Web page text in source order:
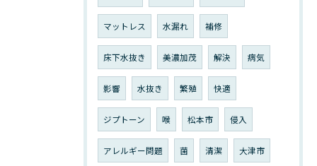
マットレス 水漏れ 補修
床下水抜き 美濃加茂 解決 病気
影響 水抜き 繁殖 快適
ジプトーン 喉 松本市 侵入
アレルギー問題 菌 清潔 大津市